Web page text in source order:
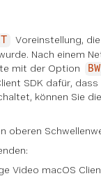
Voreinstellung,
Nach einem
mit der Option
SDK dafür,
können Sie
oberen
Video macOS